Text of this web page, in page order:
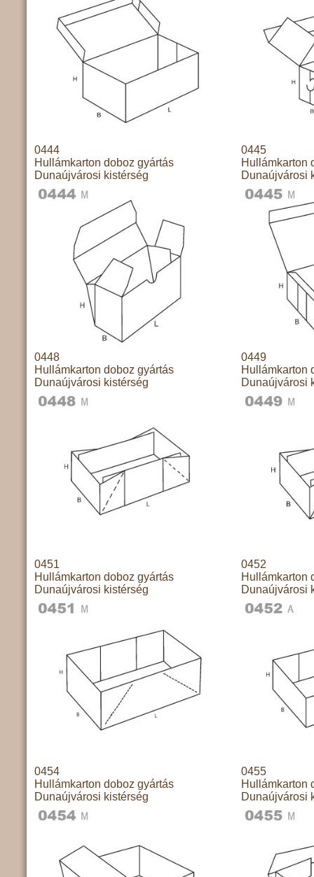
0444
Hullámkarton doboz gyártás
Dunaújvárosi kistérség
0445
Hullámkarton
Dunaújvárosi
0448
Hullámkarton doboz gyártás
Dunaújvárosi kistérség
0449
Hullámkarton
Dunaújvárosi
0451
Hullámkarton doboz gyártás
Dunaújvárosi kistérség
0452
Hullámkarton
Dunaújvárosi
0454
Hullámkarton doboz gyártás
Dunaújvárosi kistérség
0455
Hullámkarton
Dunaújvárosi